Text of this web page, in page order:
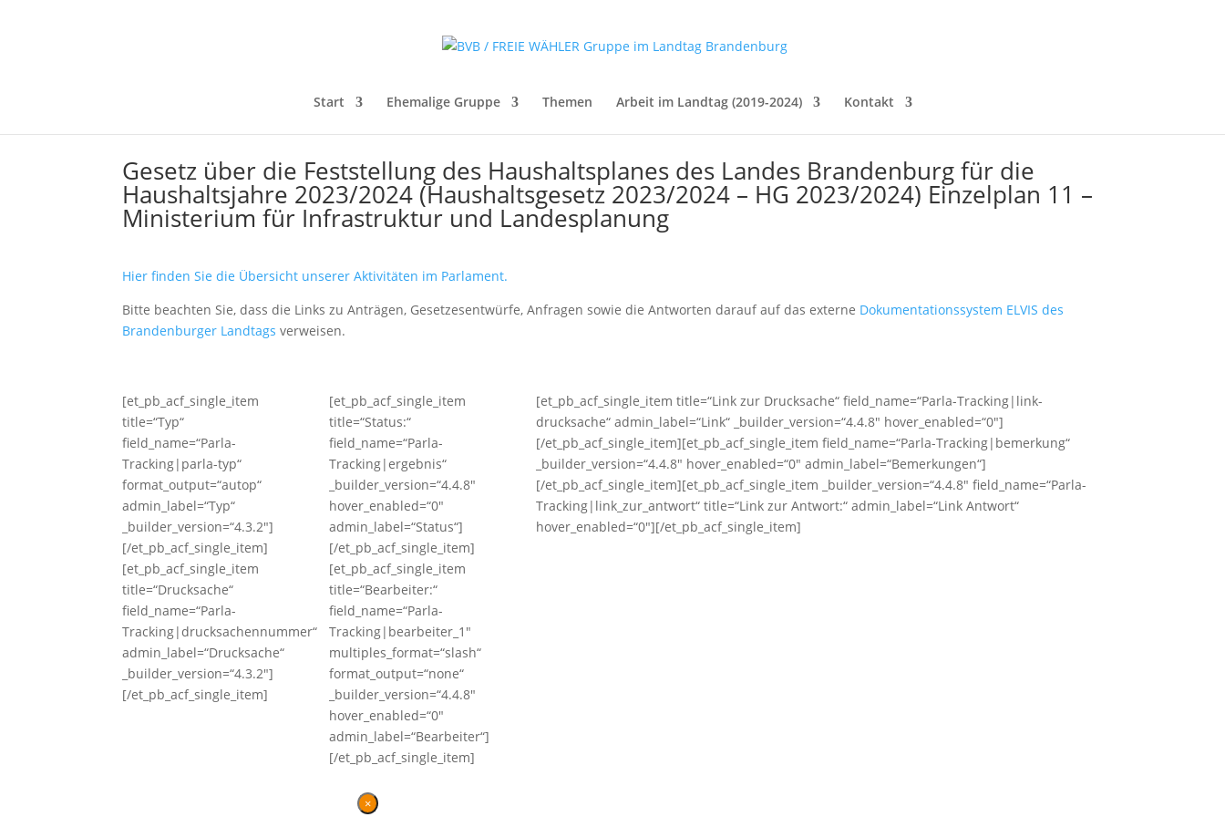
Start Ehemalige Gruppe Themen Arbeit im Landtag (2019-2024) Kontakt
Gesetz über die Feststellung des Haushaltsplanes des Landes Brandenburg für die
Haushaltsjahre 2023/2024 (Haushaltsgesetz 2023/2024 – HG 2023/2024) Einzelplan 11 –
Ministerium für Infrastruktur und Landesplanung
Hier finden Sie die Übersicht unserer Aktivitäten im Parlament.
Bitte beachten Sie, dass die Links zu Anträgen, Gesetzesentwürfe, Anfragen sowie die Antworten darauf auf das externe Dokumentationssystem ELVIS des
Brandenburger Landtags verweisen.
[et_pb_acf_single_item
title=“Typ“
field_name=“Parla-
Tracking|parla-typ“
format_output=“autop“
admin_label=“Typ“
_builder_version=“4.3.2″]
[/et_pb_acf_single_item]
[et_pb_acf_single_item
title=“Drucksache“
field_name=“Parla-
Tracking|drucksachennummer“
admin_label=“Drucksache“
_builder_version=“4.3.2″]
[/et_pb_acf_single_item]
[et_pb_acf_single_item
title=“Status:“
field_name=“Parla-
Tracking|ergebnis“
_builder_version=“4.4.8″
hover_enabled=“0″
admin_label=“Status“]
[/et_pb_acf_single_item]
[et_pb_acf_single_item
title=“Bearbeiter:“
field_name=“Parla-
Tracking|bearbeiter_1″
multiples_format=“slash“
format_output=“none“
_builder_version=“4.4.8″
hover_enabled=“0″
admin_label=“Bearbeiter“]
[/et_pb_acf_single_item]
[et_pb_acf_single_item title=“Link zur Drucksache“ field_name=“Parla-Tracking|link-
drucksache“ admin_label=“Link“ _builder_version=“4.4.8″ hover_enabled=“0″]
[/et_pb_acf_single_item][et_pb_acf_single_item field_name=“Parla-Tracking|bemerkung“
_builder_version=“4.4.8″ hover_enabled=“0″ admin_label=“Bemerkungen“]
[/et_pb_acf_single_item][et_pb_acf_single_item _builder_version=“4.4.8″ field_name=“Parla-
Tracking|link_zur_antwort“ title=“Link zur Antwort:“ admin_label=“Link Antwort“
hover_enabled=“0″][/et_pb_acf_single_item]
×